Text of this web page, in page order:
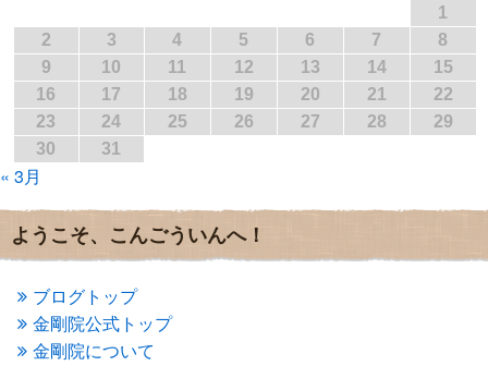
2017年3月(1)
2017年2月(1)
2017年1月(2)
2016年12月(4)
2016年11月(3)
2016年10月(1)
2016年9月
2016年6月
(2)
2016年5月(3)
2016年4月
(4)
2016年3月(4)
2016年2月(5)
2016年1月(3)
1
2
3 4 5 6 7
8
9
10 11 12 13 14
15
16
17 18 19 20 21
22
23
24 25 26 27 28
29
30
31
« 3月
ようこそ、こんごういんへ！
ブログトップ
金剛院公式トップ
金剛院について